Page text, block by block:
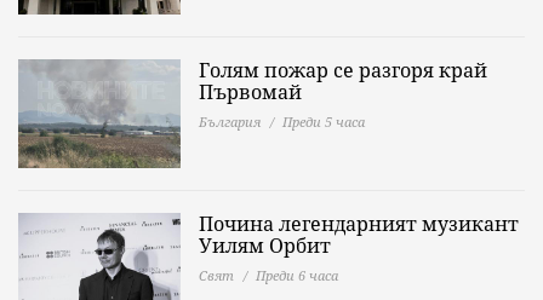
Голям пожар се разгоря край
Първомай
България Преди 5 часа
Почина легендарният музикант
Уилям Орбит
Свят Преди 6 часа